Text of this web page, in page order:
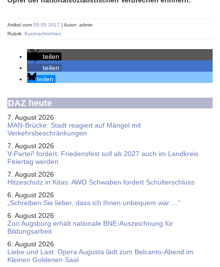
Artikel vom 05.05.2017 | Autor: admin
Rubrik: Kurznachrichten
teilen
teilen
teilen
DAZ heute
7. August 2026
MAN-Brücke: Stadt reagiert auf Mängel mit
Verkehrsbeschränkungen
7. August 2026
V-Partei­³ fordert: Friedens­fest soll ab 2027 auch im Land­kreis
Feier­tag werden
7. August 2026
Hitzeschutz in Kitas: AWO Schwaben fordert Schulterschluss
6. August 2026
„Schreiben Sie lieber, dass ich Ihnen unbequem war …“
6. August 2026
Zoo Augsburg erhält nationale BNE-Auszeichnung für
Bildungsarbeit
6. August 2026
Liebe und Last: Opera Augusta lädt zum Belcanto-Abend im
Kleinen Goldenen Saal